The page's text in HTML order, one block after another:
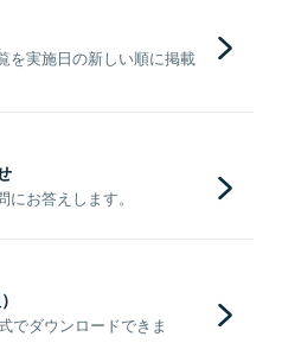
を実施日の新しい順に掲載
お答えします。
でダウンロードできま